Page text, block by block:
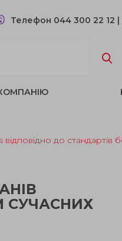
Телефон 044 300 22 12 |
до стандартів
СУЧАСНИХ